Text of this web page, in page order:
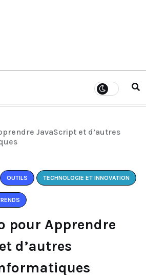
JavaScript et d’autres
OUTILS TECHNOLOGIE ET INNOVATION
pour Apprendre
d’autres